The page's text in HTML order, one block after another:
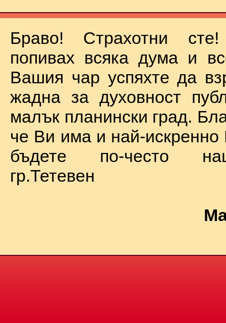
Браво! Страхотни
попивах всяка дума и
Вашия чар успяхте да
жадна за духовност
малък планински град.
че Ви има и най-
бъдете по-често
гр.Тетевен